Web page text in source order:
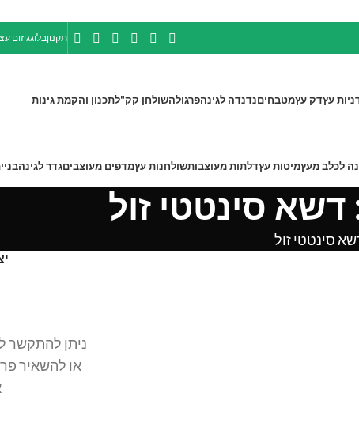
תקנוןבלוגגיזום
עץדק עץמטבחיםנדנדה לגינהפרגולהשולחן קק"לתכנון והקמת גינות
לכלב מעץמיטות עץדלתות מעוצבותשולחנות עץמדפים מעוצביםגדר לגינה
סינטטי זול
ניתן להתקשר
או להשאיר